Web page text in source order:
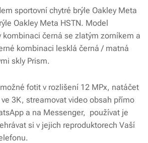
sportovní chytré brýle Oakley Meta
Oakley Meta HSTN. Model
kombinaci černá se zlatým zorníkem a
kombinaci lesklá černá / matná
skly Prism.
fotit v rozlišení 12 MPx, natáčet
3K, streamovat video obsah přímo
a na Messenger, používat je
si v jejich reproduktorech Vaší